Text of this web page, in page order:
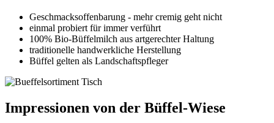
Geschmacksoffenbarung - mehr cremig geht nicht
einmal probiert für immer verführt
100% Bio-Büffelmilch aus artgerechter Haltung
traditionelle handwerkliche Herstellung
Büffel gelten als Landschaftspfleger
Impressionen von der Büffel-Wiese